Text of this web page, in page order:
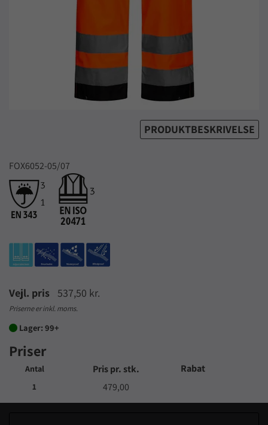
PRODUKTBESKRIVELSE
FOX6052-05/07
Vejl. pris 537,50 kr.
Priserne er inkl. moms.
 Lager: 99+
Priser
Antal Pris pr. stk. Rabat
1 479,00